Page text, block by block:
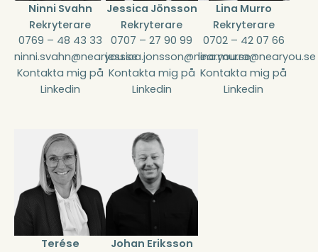
Ninni Svahn
Rekryterare
0769 – 48 43 33
ninni.svahn@nearyou.se
Kontakta mig på
Linkedin
Jessica Jönsson
Rekryterare
0707 – 27 90 99
jessica.jonsson@nearyou.se
Kontakta mig på
Linkedin
Lina Murro
Rekryterare
0702 – 42 07 66
lina.murro@nearyou.se
Kontakta mig på
Linkedin
Terése
Johan Eriksson